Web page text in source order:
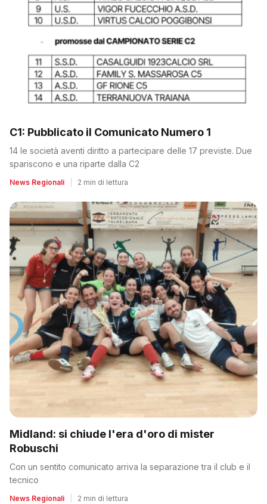
C1: Pubblicato il Comunicato Numero 1
14 le società aventi diritto a partecipare delle 17 previste. Due
spariscono e una riparte dalla C2
News Regionali 2 min di lettura
Midland: si chiude l'era d'oro di mister
Robuschi
Con un sentito comunicato arriva la separazione tra il club e il
tecnico
News Regionali 2 min di lettura